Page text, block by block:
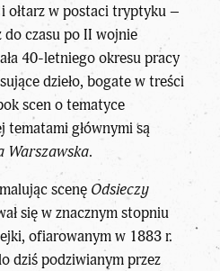
ołtarz w postaci tryptyku –
do czasu po II wojnie
40-letniego okresu pracy
dzieło, bogate w treści
scen o tematyce
głównymi są
Warszawska.
scenę Odsieczy
się w znacznym stopniu
ofiarowanym w 1883 r.
dziś podziwianym przez